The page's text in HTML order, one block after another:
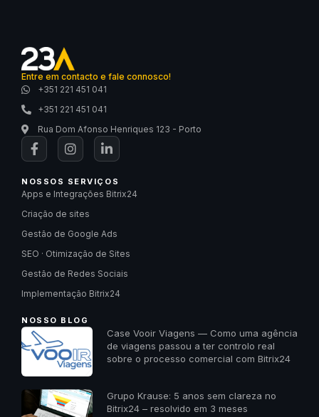
Entre em contacto e fale connosco!
+351 221 451 041
+351 221 451 041
Rua Dom Afonso Henriques 123 - Porto
NOSSOS SERVIÇOS
Apps e Integrações Bitrix24
Criação de sites
Gestão de Google Ads
SEO · Otimização de Sites
Gestão de Redes Sociais
Implementação Bitrix24
NOSSO BLOG
Case Vooir Viagens — Como uma agência
de viagens passou a ter controlo real
sobre o processo comercial com Bitrix24
Grupo Krause: 5 anos sem clareza no
Bitrix24 – resolvido em 3 meses